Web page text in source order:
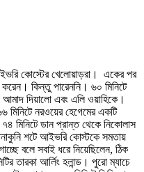
কোস্টের খেলোয়াড়রা। একের পর
কিন্তু পারেননি। ৬০ মিনিটে
দিয়ালো এবং এলি ওয়াহিকে।
নরওয়ের হেগেমের একটি
মিনিটে ডান প্রান্ত থেকে নিকোলাস
শটে আইভরি কোস্টকে সমতায়
বলে সবাই ধরে নিয়েছিলেন, ঠিক
তারকা আর্লিং হলান্ড। পুরো ম্যাচে